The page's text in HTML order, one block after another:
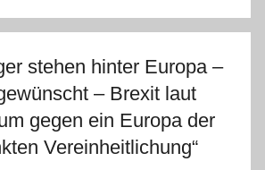
stehen hinter Europa –
– Brexit laut
gegen ein Europa der
Vereinheitlichung“